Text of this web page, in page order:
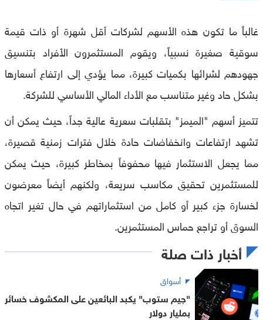
غالباً ما تكون هذه الأسهم لشركات أقل شهرة أو ذات قيمة
سوقية صغيرة نسبياً، ويقوم المستثمرون الأفراد بتنسيق
جهودهم لشرائها بكميات كبيرة، مما يؤدي إلى ارتفاع أسعارها
بشكل حاد وغير متناسب مع الأداء المالي الأساسي للشركة.
تتميز أسهم "الميمز" بتقلبات سعرية عالية جداً، حيث يمكن أن
تشهد ارتفاعات وانخفاضات حادة خلال فترات زمنية قصيرة،
مما يجعل الاستثمار فيها محفوفاً بمخاطر كبيرة، حيث يمكن
للمستثمرين تحقيق مكاسب سريعة، ولكنهم أيضاً معرضون
لخسارة جزء كبير أو كامل من استثماراتهم في حال تغير اتجاه
السوق أو تراجع حماس المستثمرين.
أخبار ذات صلة
أسواق
"جيم ستوب" يكبد البائعين على المكشوف خسائر
بمليار دولار